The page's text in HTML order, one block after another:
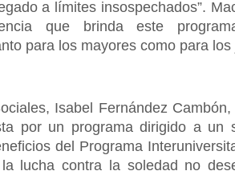
a límites insospechados”.
que brinda este
para los mayores como para los
Isabel Fernández
por un programa dirigido a un
del Programa
lucha contra la soledad no